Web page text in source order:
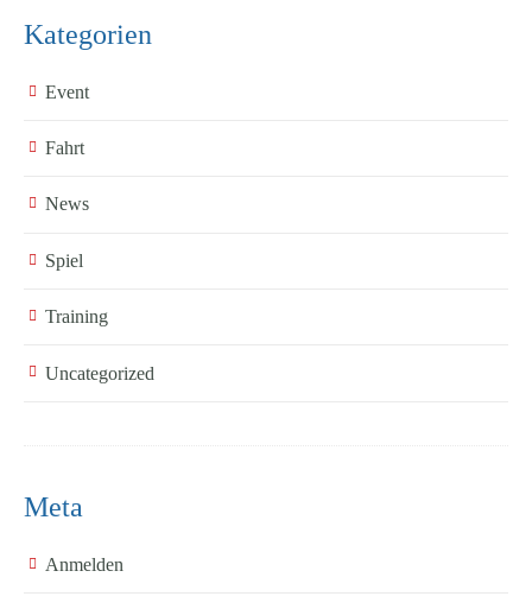
Kategorien
Event
Fahrt
News
Spiel
Training
Uncategorized
Meta
Anmelden